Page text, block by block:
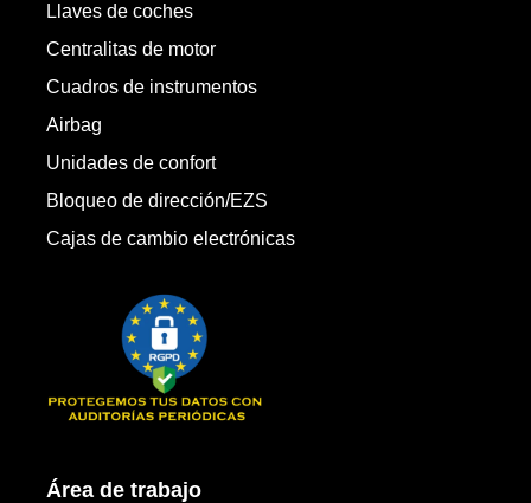
Llaves de coches
Centralitas de motor
Cuadros de instrumentos
Airbag
Unidades de confort
Bloqueo de dirección/EZS
Cajas de cambio electrónicas
Área de trabajo